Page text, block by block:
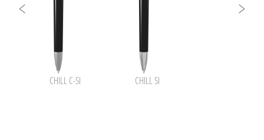
CHILL C-SI CHILL SI